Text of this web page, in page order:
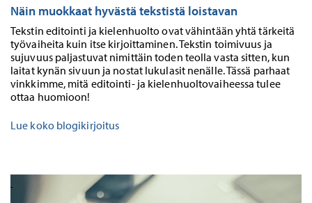
Näin muokkaat hyvästä tekstistä loistavan
Tekstin editointi ja kielenhuolto ovat vähintään yhtä tärkeitä
työvaiheita kuin itse kirjoittaminen. Tekstin toimivuus ja
sujuvuus paljastuvat nimittäin toden teolla vasta sitten, kun
laitat kynän sivuun ja nostat lukulasit nenälle. Tässä parhaat
vinkkimme, mitä editointi- ja kielenhuoltovaiheessa tulee
ottaa huomioon!
Lue koko blogikirjoitus